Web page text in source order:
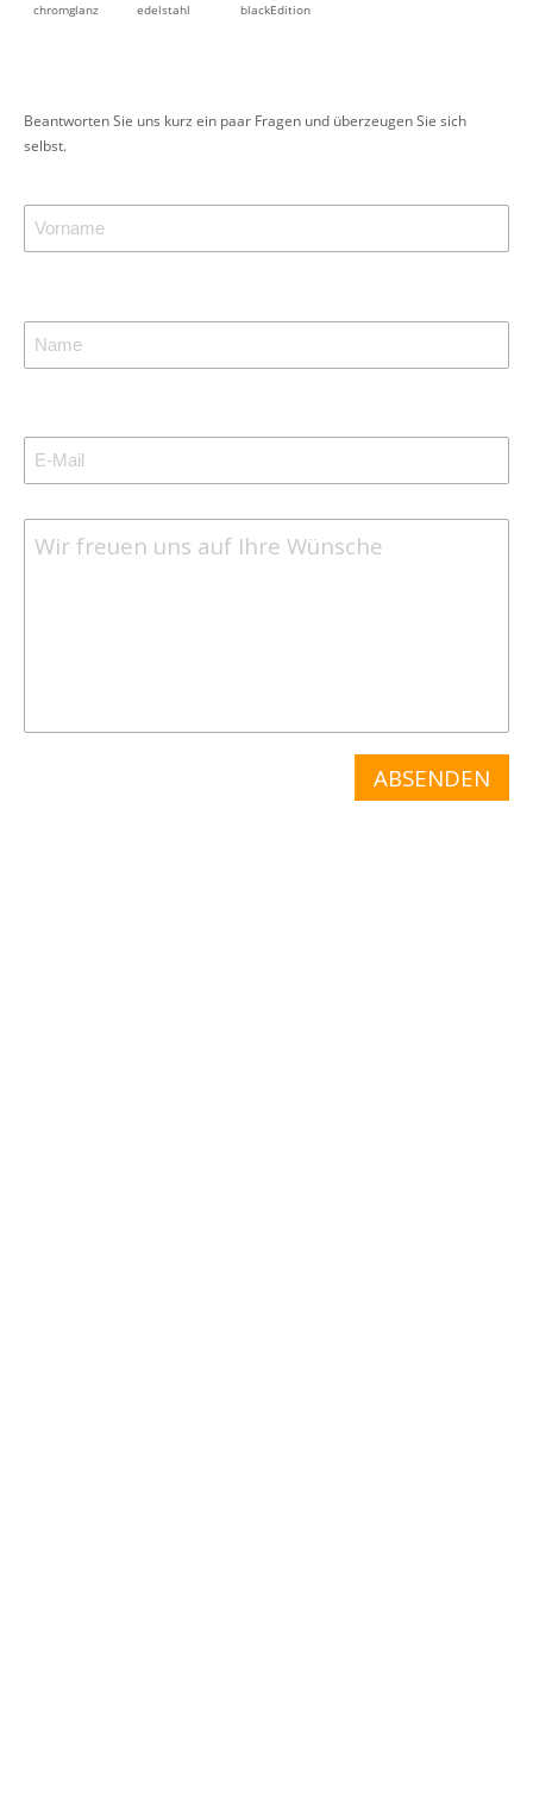
chromglanz
edelstahl
blackEdition
Beantworten Sie uns kurz ein paar Fragen und überzeugen Sie sich
selbst.